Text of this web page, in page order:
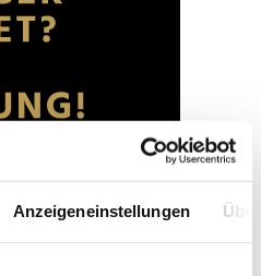
Anzeigeneinstellungen